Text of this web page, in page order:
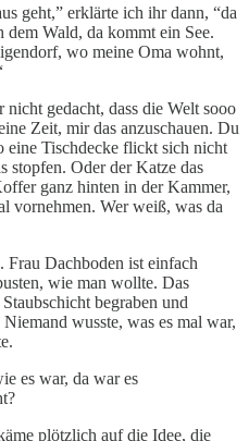
geht,” erklärte ich ihr dann, “da
Wald, da kommt ein See.
wo meine Oma wohnt,
nicht gedacht, dass die Welt sooo
Zeit, mir das anzuschauen. Du
eine Tischdecke flickt sich nicht
stopfen. Oder der Katze das
ganz hinten in der Kammer,
vornehmen. Wer weiß, was da
Frau Dachboden ist einfach
wie man wollte. Das
begraben und
wusste, was es mal war,
es war, da war es
plötzlich auf die Idee, die